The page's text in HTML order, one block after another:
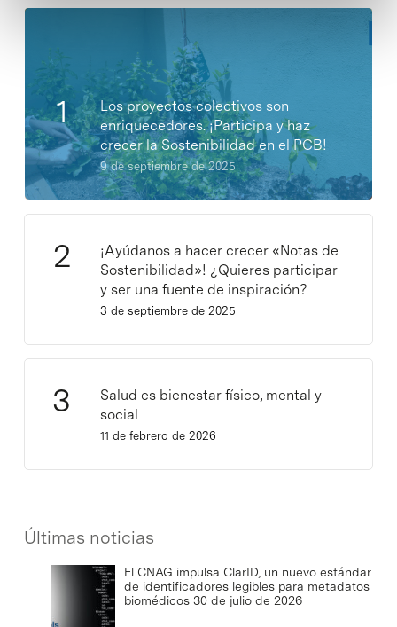
Los proyectos colectivos son
enriquecedores. ¡Participa y haz
crecer la Sostenibilidad en el PCB!
9 de septiembre de 2025
¡Ayúdanos a hacer crecer «Notas de
Sostenibilidad»! ¿Quieres participar
y ser una fuente de inspiración?
3 de septiembre de 2025
Salud es bienestar físico, mental y
social
11 de febrero de 2026
Últimas noticias
El CNAG impulsa ClarID, un nuevo estándar
de identificadores legibles para metadatos
biomédicos 30 de julio de 2026